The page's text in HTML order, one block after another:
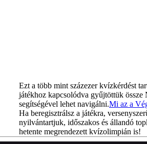
Ezt a több mint százezer kvízkérdést
játékhoz kapcsolódva gyűjtöttük
segítségével lehet navigálni.Mi az a
Ha beregisztrálsz a játékra,
nyilvántartjuk, időszakos és állandó
hetente megrendezett kvízolimpián is!